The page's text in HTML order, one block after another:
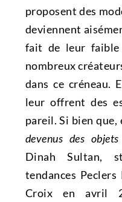
proposent des
deviennent
fait de leur
nombreux
dans ce créneau.
leur offrent des
pareil. Si bien que,
devenus des
Dinah Sultan,
tendances
Croix en avril